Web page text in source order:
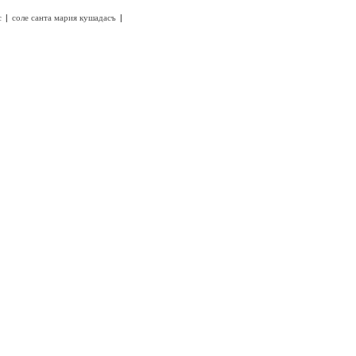
| соле санта мария кушадасъ |